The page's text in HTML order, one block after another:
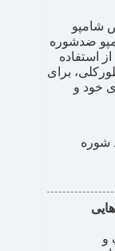
شامپو
ضدشوره
استفاده
برای
خود و
شوره
و